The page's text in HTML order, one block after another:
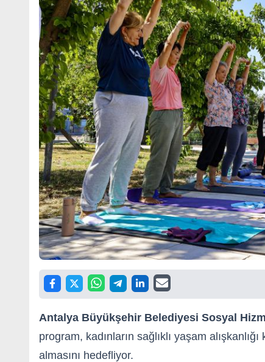
Antalya Büyükşehir Belediyesi Sosyal
program, kadınların sağlıklı yaşam
almasını hedefliyor.